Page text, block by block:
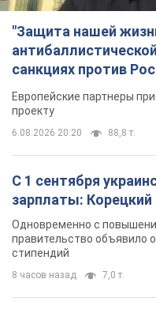
"Защита нашей
санкциях против
Видео
Европейские партнеры
проекту
6.08.2026 20:20 88,8 т.
С 1 сентября
зарплаты:
Одновременно с
правительство объявило
стипендий
8 часов назад 7,0 т.